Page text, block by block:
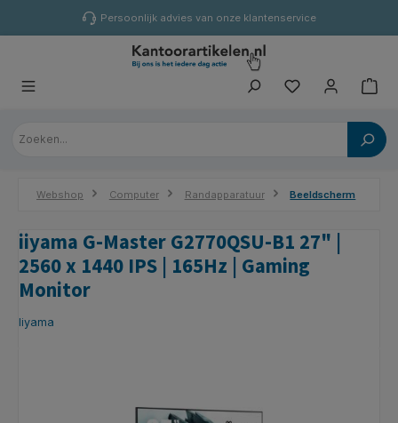
Persoonlijk advies van onze klantenservice
Webshop Computer Randapparatuur Beeldscherm
iiyama G-Master G2770QSU-B1 27" |
2560 x 1440 IPS | 165Hz | Gaming
Monitor
Iiyama